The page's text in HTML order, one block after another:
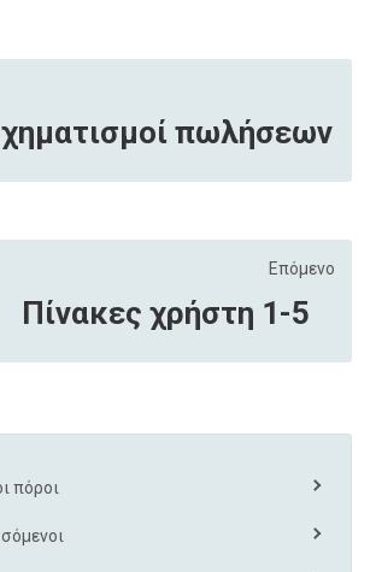
πωλήσεων
Επόμενο
Πίνακες χρήστη 1-5
πόροι